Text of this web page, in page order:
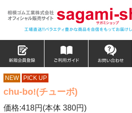
NEW PICK UP
chu-bo!(チューボ)
価格:418円(本体 380円)